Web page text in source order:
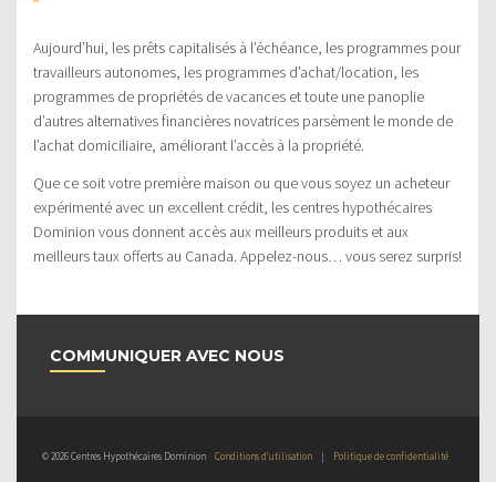
Aujourd’hui, les prêts capitalisés à l’échéance, les programmes pour
travailleurs autonomes, les programmes d’achat/location, les
programmes de propriétés de vacances et toute une panoplie
d’autres alternatives financières novatrices parsèment le monde de
l’achat domiciliaire, améliorant l’accès à la propriété.
Que ce soit votre première maison ou que vous soyez un acheteur
expérimenté avec un excellent crédit, les centres hypothécaires
Dominion vous donnent accès aux meilleurs produits et aux
meilleurs taux offerts au Canada. Appelez-nous… vous serez surpris!
COMMUNIQUER AVEC NOUS
© 2026 Centres Hypothécaires Dominion Conditions d’utilisation | Politique de confidentialité